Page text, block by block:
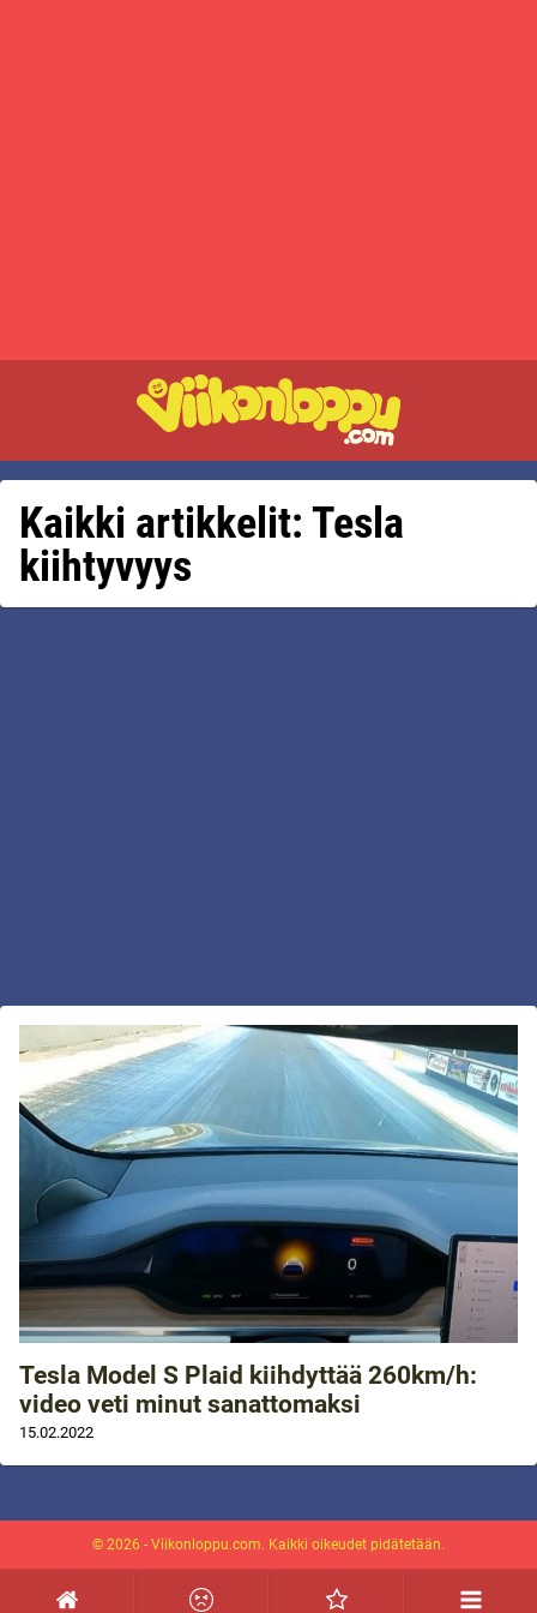
Kaikki artikkelit: Tesla
kiihtyvyys
Tesla Model S Plaid kiihdyttää 260km/h:
video veti minut sanattomaksi
15.02.2022
© 2026 - Viikonloppu.com. Kaikki oikeudet pidätetään.